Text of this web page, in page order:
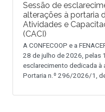
Sessão de
alterações à portaria
Atividades e
(CACI)
A CONFECOOP e a
28 de julho de 2026, pelas
esclarecimento dedicada à
Portaria n.º 296/2026/1,